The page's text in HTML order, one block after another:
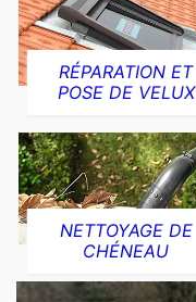
RÉPARATION ET
POSE DE VELUX
NETTOYAGE DE
CHÉNEAU